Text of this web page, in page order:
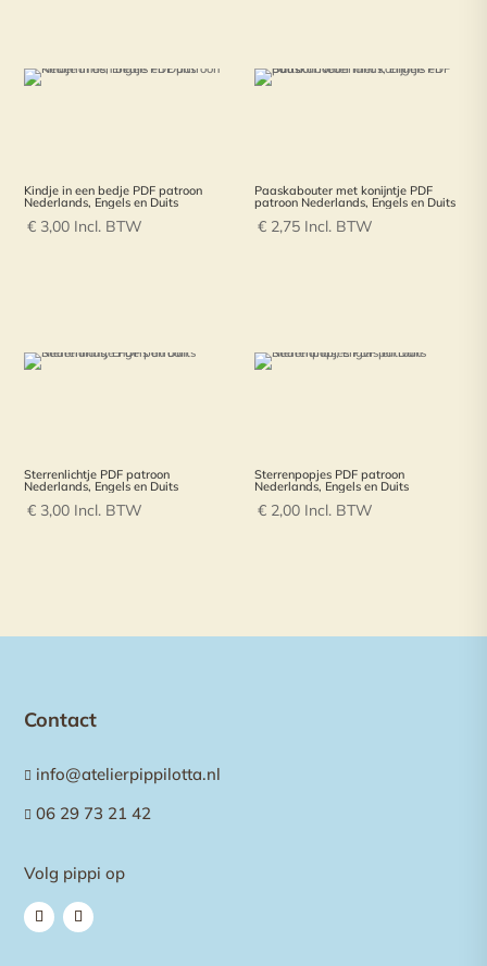
Kindje in een bedje PDF patroon
Nederlands, Engels en Duits
€ 3,00 Incl. BTW
Paaskabouter met konijntje PDF
patroon Nederlands, Engels en Duits
€ 2,75 Incl. BTW
Sterrenlichtje PDF patroon
Nederlands, Engels en Duits
€ 3,00 Incl. BTW
Sterrenpopjes PDF patroon
Nederlands, Engels en Duits
€ 2,00 Incl. BTW
Contact
 info@atelierpippilotta.nl
 06 29 73 21 42
Volg pippi op